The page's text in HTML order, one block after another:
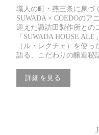
職人の町・燕三条に息づ
SUWADA × COEDOのア
迎えた諏訪田製作所との
「SUWADA HOUSE
（ル・レクチェ）を使っ
語る、こだわりの醸造秘
詳細を見る